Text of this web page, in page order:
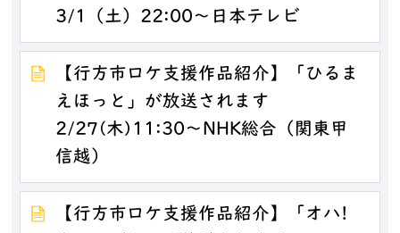
3/1（土）22:00～日本テレビ
【行方市ロケ支援作品紹介】「ひるま
えほっと」が放送されます
2/27(木)11:30～NHK総合（関東甲
信越）
【行方市ロケ支援作品紹介】「オハ!